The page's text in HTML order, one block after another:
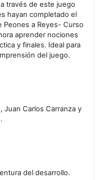
través de este juego
hayan completado el
Peones a Reyes- Curso
aprender nociones
y finales. Ideal para
del juego.
Juan Carlos Carranza y
del desarrollo.